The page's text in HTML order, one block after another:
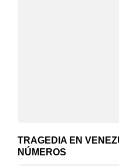
TRAGEDIA EN
NÚMEROS